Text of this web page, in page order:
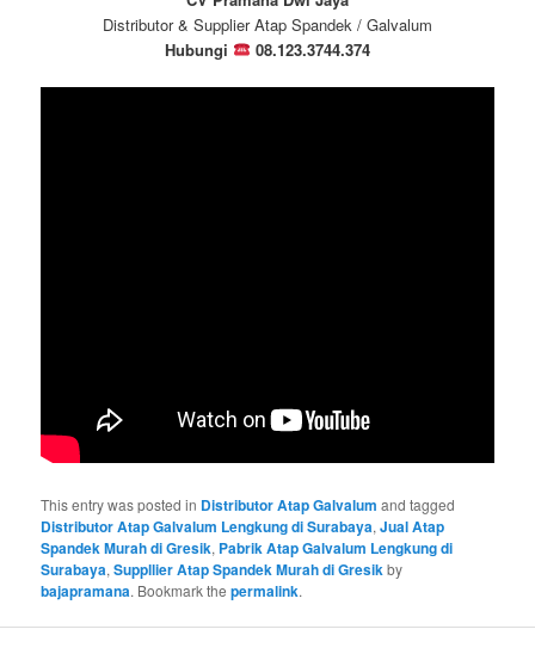
Distributor & Supplier Atap Spandek / Galvalum
Hubungi
08.123.3744.374
This entry was posted in Distributor Atap Galvalum and tagged
Distributor Atap Galvalum Lengkung di Surabaya,Jual Atap
Spandek Murah di Gresik, Pabrik Atap Galvalum Lengkung di
Surabaya,Suppllier Atap Spandek Murah di Gresikby
bajapramana. Bookmark thepermalink.